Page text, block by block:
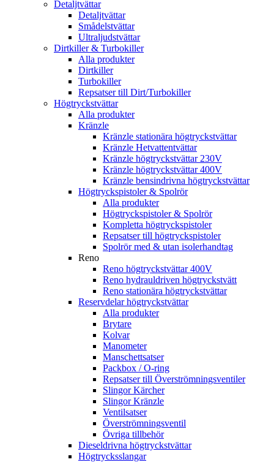
Detaljtvättar
Detaljtvättar
Smådelstvättar
Ultraljudstvättar
Dirtkiller & Turbokiller
Alla produkter
Dirtkiller
Turbokiller
Repsatser till Dirt/Turbokiller
Högtryckstvättar
Alla produkter
Kränzle
Kränzle stationära högtryckstvättar
Kränzle Hetvattentvättar
Kränzle högtryckstvättar 230V
Kränzle högtryckstvättar 400V
Kränzle bensindrivna högtryckstvättar
Högtryckspistoler & Spolrör
Alla produkter
Högtryckspistoler & Spolrör
Kompletta högtryckspistoler
Repsatser till högtryckspistoler
Spolrör med & utan isolerhandtag
Reno
Reno högtryckstvättar 400V
Reno hydrauldriven högtryckstvätt
Reno stationära högtryckstvättar
Reservdelar högtryckstvättar
Alla produkter
Brytare
Kolvar
Manometer
Manschettsatser
Packbox / O-ring
Repsatser till Överströmningsventiler
Slingor Kärcher
Slingor Kränzle
Ventilsatser
Överströmningsventil
Övriga tillbehör
Dieseldrivna högtryckstvättar
Högtrycksslangar